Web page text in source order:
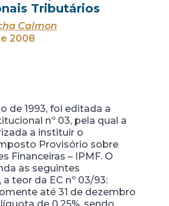
Tributários
Calmon
2008
de 1993, foi editada a
nº 03, pela qual a
a instituir o
Provisório sobre
Financeiras – IPMF. O
as seguintes
teor da EC nº 03/93:
até 31 de dezembro